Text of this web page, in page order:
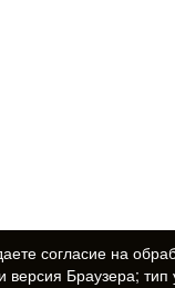
согласие на
Браузера;